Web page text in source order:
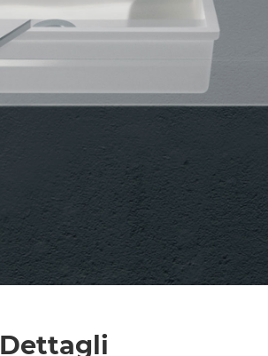
Dettagli
il trattamento dei dati per le